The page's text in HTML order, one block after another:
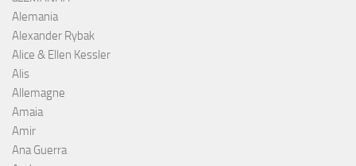
Alemania
Alexander Rybak
Alice & Ellen Kessler
Alis
Allemagne
Amaia
Amir
Ana Guerra